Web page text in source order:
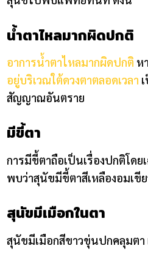
น้ำตาไหลมากผิดปกติ
อาการน้ำตาไหลมากผิดปกติ ห
อยู่บริเวณใต้ดวงตาตลอดเวลา
สัญญาณอันตราย
มีขี้ตา
การมีขี้ตาถือเป็นเรื่องปกติโดย
พบว่าสุนัขมีขี้ตาสีเหลืองอมเ
สุนัขมีเมือกในตา
สุนัขมีเมือกสีขาวขุ่นปกคลุมตา